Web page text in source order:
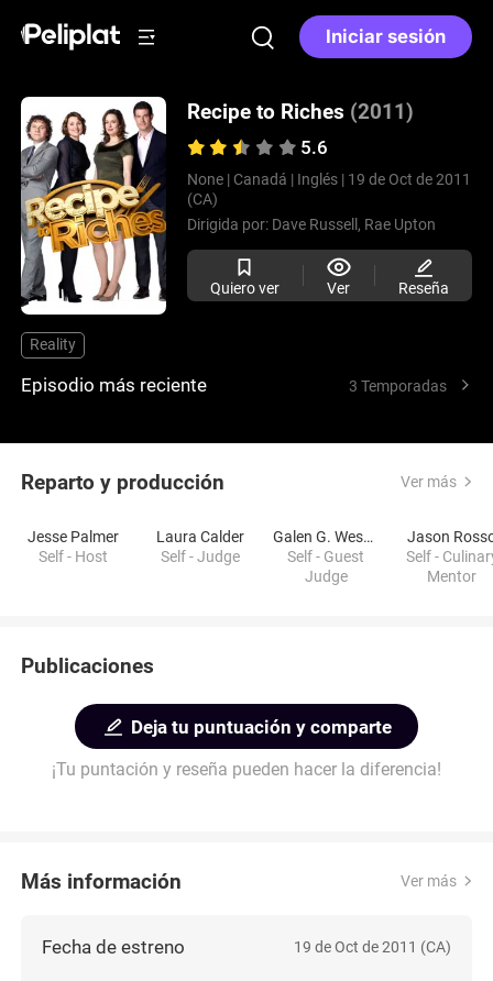
Iniciar sesión
Recipe to Riches (2011)
5.6
None | Canadá | Inglés | 19 de Oct de 2011
(CA)
Dirigida por: Dave Russell, Rae Upton
Quiero ver Ver Reseña
Reality
Episodio más reciente 3 Temporadas
Reparto y producción Ver más
Jesse Palmer
Self - Host
Laura Calder
Self - Judge
Galen G. Weston
Self - Guest
Judge
Jason
Self -
Mentor
Publicaciones
Deja tu puntuación y comparte
¡Tu puntación y reseña pueden hacer la diferencia!
Más información Ver más
Fecha de estreno 19 de Oct de 2011 (CA)